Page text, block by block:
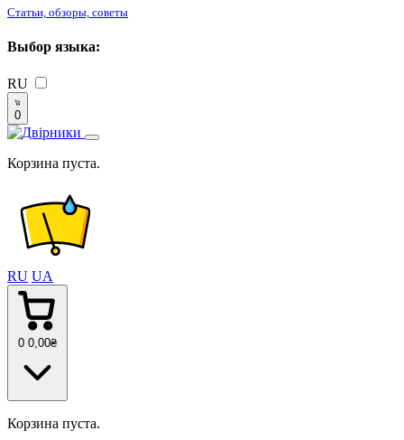
Статьи, обзоры, советы
Выбор языка:
RU
0
Корзина пуста.
RU UA
0 0 ,00₴
Корзина пуста.